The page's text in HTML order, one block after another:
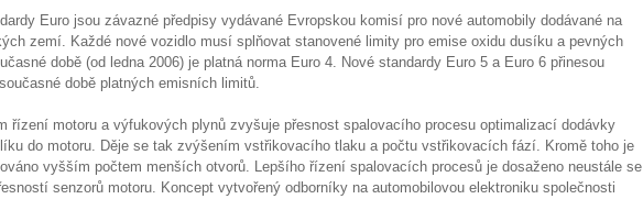
Euro jsou závazné předpisy vydávané Evropskou komisí pro nové automobily dodávané na
zemí. Každé nové vozidlo musí splňovat stanovené limity pro emise oxidu dusíku a pevných
době (od ledna 2006) je platná norma Euro 4. Nové standardy Euro 5 a Euro 6 přinesou
době platných emisních limitů.
řízení motoru a výfukových plynů zvyšuje přesnost spalovacího procesu optimalizací dodávky
do motoru. Děje se tak zvýšením vstřikovacího tlaku a počtu vstřikovacích fází. Kromě toho je
vyšším počtem menších otvorů. Lepšího řízení spalovacích procesů je dosaženo neustále se
senzorů motoru. Koncept vytvořený odborníky na automobilovou elektroniku společnosti